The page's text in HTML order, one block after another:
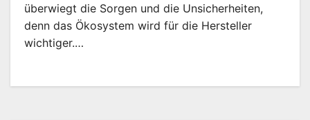
überwiegt die Sorgen und die Unsicherheiten,
denn das Ökosystem wird für die Hersteller
wichtiger.…